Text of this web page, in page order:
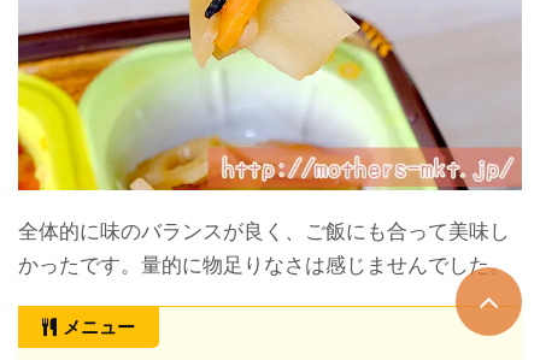
全体的に味のバランスが良く、ご飯にも合って美味し
かったです。量的に物足りなさは感じませんでした。
メニュー